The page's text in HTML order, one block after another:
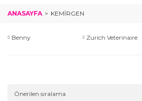
ANASAYFA KEMIRGEN
Benny Zurich Veterinaire